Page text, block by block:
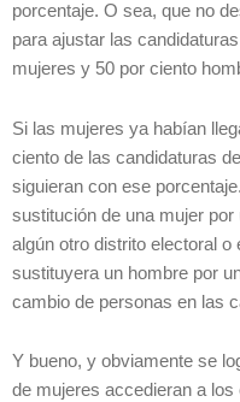
porcentaje. O sea, que no
para ajustar las
mujeres y 50 por ciento
Si las mujeres ya habían
ciento de las candidaturas
siguieran con ese
sustitución de una mujer
algún otro distrito electoral o
sustituyera un hombre por
cambio de personas en las
Y bueno, y obviamente se
de mujeres accedieran a